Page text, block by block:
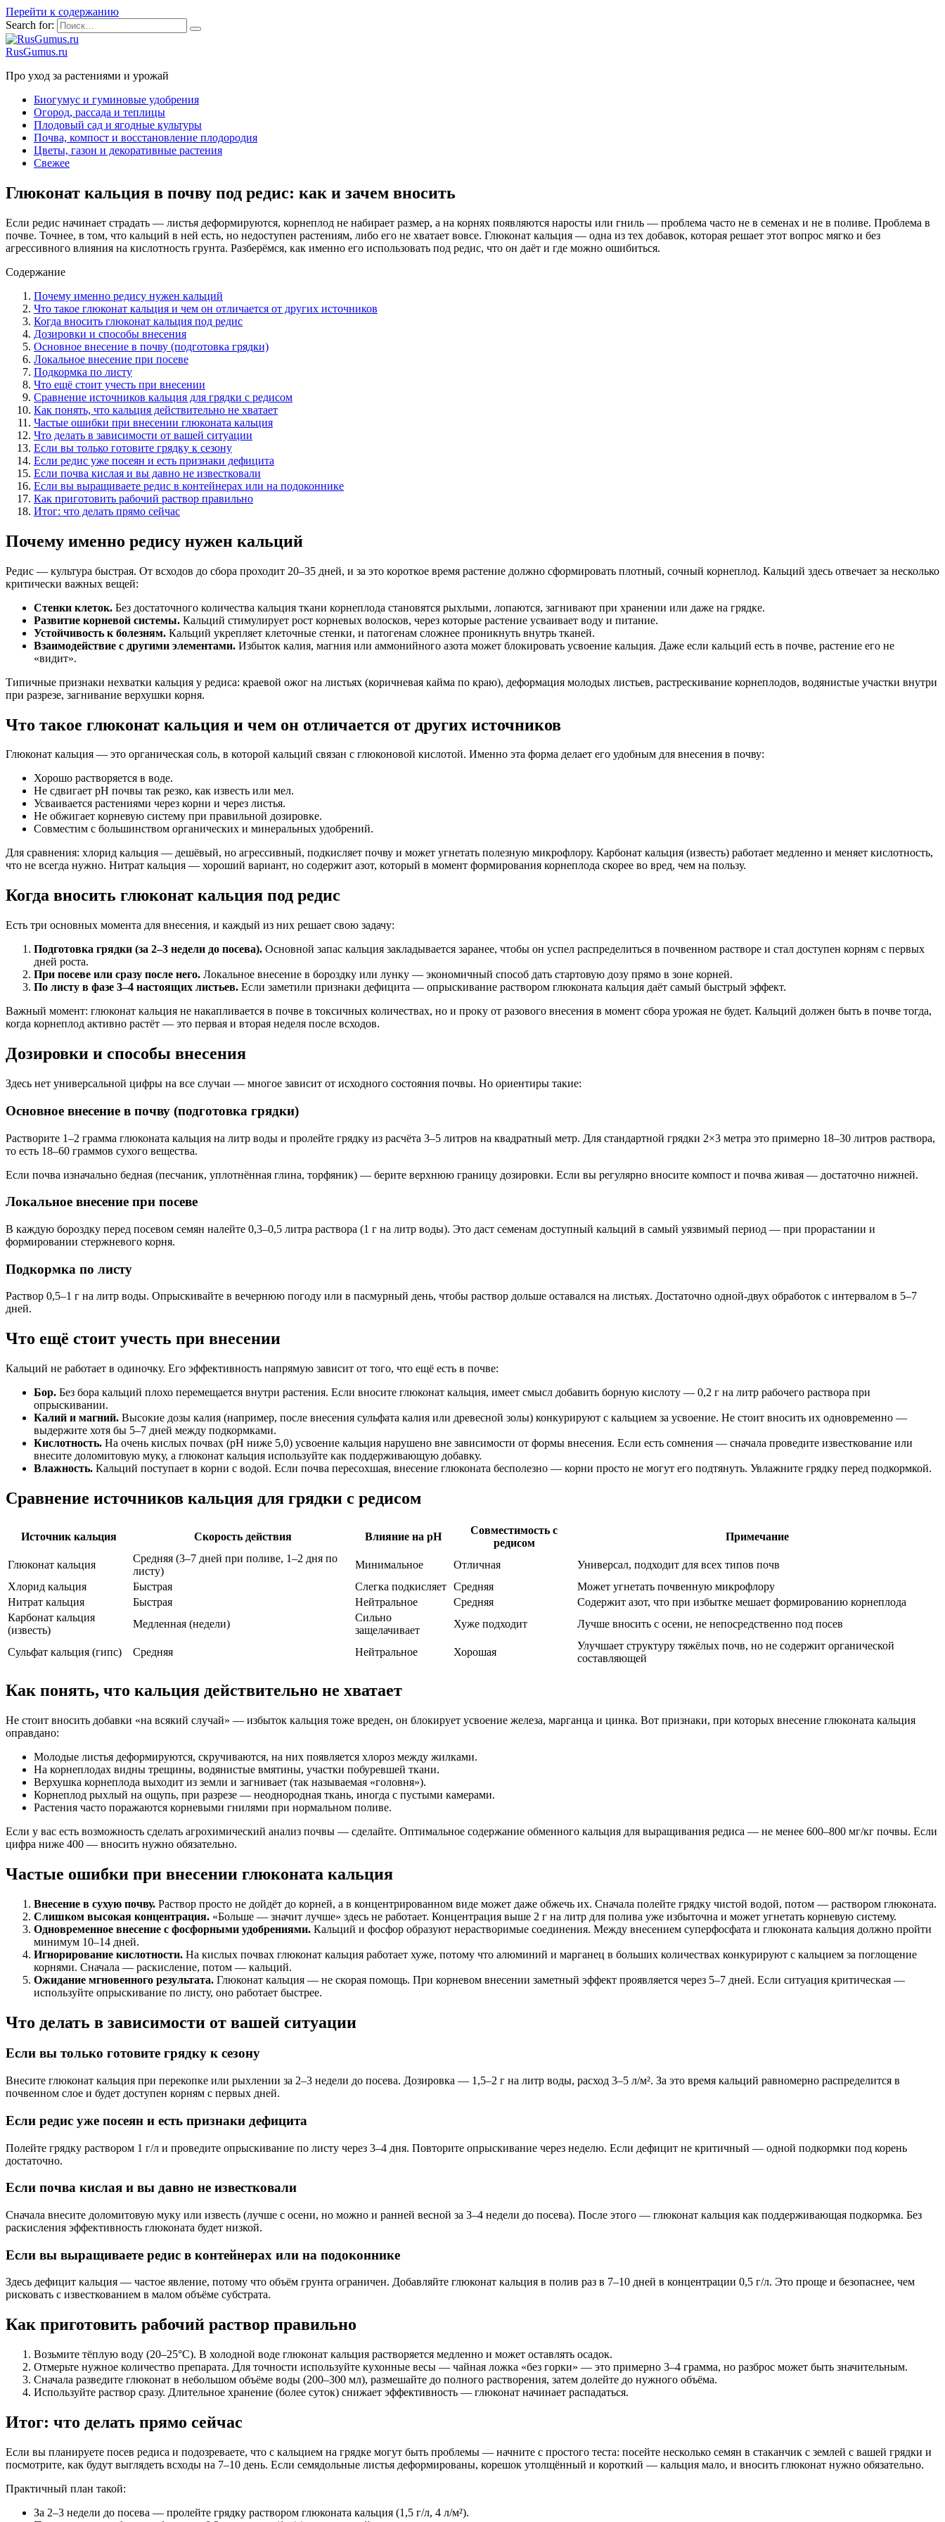
Перейти к содержанию
Search for:
RusGumus.ru
Про уход за растениями и урожай
Биогумус и гуминовые удобрения
Огород, рассада и теплицы
Плодовый сад и ягодные культуры
Почва, компост и восстановление плодородия
Цветы, газон и декоративные растения
Свежее
Глюконат кальция в почву под редис: как и зачем вносить
Если редис начинает страдать — листья деформируются, корнеплод не набирает размер, а на корнях появляются наросты или гниль — проблема часто не в семенах и не в поливе. Проблема в
почве. Точнее, в том, что кальций в ней есть, но недоступен растениям, либо его не хватает вовсе. Глюконат кальция — одна из тех добавок, которая решает этот вопрос мягко и без
агрессивного влияния на кислотность грунта. Разберёмся, как именно его использовать под редис, что он даёт и где можно ошибиться.
Содержание
Почему именно редису нужен кальций
Что такое глюконат кальция и чем он отличается от других источников
Когда вносить глюконат кальция под редис
Дозировки и способы внесения
Основное внесение в почву (подготовка грядки)
Локальное внесение при посеве
Подкормка по листу
Что ещё стоит учесть при внесении
Сравнение источников кальция для грядки с редисом
Как понять, что кальция действительно не хватает
Частые ошибки при внесении глюконата кальция
Что делать в зависимости от вашей ситуации
Если вы только готовите грядку к сезону
Если редис уже посеян и есть признаки дефицита
Если почва кислая и вы давно не известковали
Если вы выращиваете редис в контейнерах или на подоконнике
Как приготовить рабочий раствор правильно
Итог: что делать прямо сейчас
Почему именно редису нужен кальций
Редис — культура быстрая. От всходов до сбора проходит 20–35 дней, и за это короткое время растение должно сформировать плотный, сочный корнеплод. Кальций здесь отвечает за несколько
критически важных вещей:
Стенки клеток. Без достаточного количества кальция ткани корнеплода становятся рыхлыми, лопаются, загнивают при хранении или даже на грядке.
Развитие корневой системы. Кальций стимулирует рост корневых волосков, через которые растение усваивает воду и питание.
Устойчивость к болезням. Кальций укрепляет клеточные стенки, и патогенам сложнее проникнуть внутрь тканей.
Взаимодействие с другими элементами. Избыток калия, магния или аммонийного азота может блокировать усвоение кальция. Даже если кальций есть в почве, растение его не
«видит».
Типичные признаки нехватки кальция у редиса: краевой ожог на листьях (коричневая кайма по краю), деформация молодых листьев, растрескивание корнеплодов, водянистые участки внутри
при разрезе, загнивание верхушки корня.
Что такое глюконат кальция и чем он отличается от других источников
Глюконат кальция — это органическая соль, в которой кальций связан с глюконовой кислотой. Именно эта форма делает его удобным для внесения в почву:
Хорошо растворяется в воде.
Не сдвигает pH почвы так резко, как известь или мел.
Усваивается растениями через корни и через листья.
Не обжигает корневую систему при правильной дозировке.
Совместим с большинством органических и минеральных удобрений.
Для сравнения: хлорид кальция — дешёвый, но агрессивный, подкисляет почву и может угнетать полезную микрофлору. Карбонат кальция (известь) работает медленно и меняет кислотность,
что не всегда нужно. Нитрат кальция — хороший вариант, но содержит азот, который в момент формирования корнеплода скорее во вред, чем на пользу.
Когда вносить глюконат кальция под редис
Есть три основных момента для внесения, и каждый из них решает свою задачу:
Подготовка грядки (за 2–3 недели до посева). Основной запас кальция закладывается заранее, чтобы он успел распределиться в почвенном растворе и стал доступен корням с первых
дней роста.
При посеве или сразу после него. Локальное внесение в бороздку или лунку — экономичный способ дать стартовую дозу прямо в зоне корней.
По листу в фазе 3–4 настоящих листьев. Если заметили признаки дефицита — опрыскивание раствором глюконата кальция даёт самый быстрый эффект.
Важный момент: глюконат кальция не накапливается в почве в токсичных количествах, но и проку от разового внесения в момент сбора урожая не будет. Кальций должен быть в почве тогда,
когда корнеплод активно растёт — это первая и вторая неделя после всходов.
Дозировки и способы внесения
Здесь нет универсальной цифры на все случаи — многое зависит от исходного состояния почвы. Но ориентиры такие:
Основное внесение в почву (подготовка грядки)
Растворите 1–2 грамма глюконата кальция на литр воды и пролейте грядку из расчёта 3–5 литров на квадратный метр. Для стандартной грядки 2×3 метра это примерно 18–30 литров раствора,
то есть 18–60 граммов сухого вещества.
Если почва изначально бедная (песчаник, уплотнённая глина, торфяник) — берите верхнюю границу дозировки. Если вы регулярно вносите компост и почва живая — достаточно нижней.
Локальное внесение при посеве
В каждую бороздку перед посевом семян налейте 0,3–0,5 литра раствора (1 г на литр воды). Это даст семенам доступный кальций в самый уязвимый период — при прорастании и
формировании стержневого корня.
Подкормка по листу
Раствор 0,5–1 г на литр воды. Опрыскивайте в вечернюю погоду или в пасмурный день, чтобы раствор дольше оставался на листьях. Достаточно одной-двух обработок с интервалом в 5–7
дней.
Что ещё стоит учесть при внесении
Кальций не работает в одиночку. Его эффективность напрямую зависит от того, что ещё есть в почве:
Бор. Без бора кальций плохо перемещается внутри растения. Если вносите глюконат кальция, имеет смысл добавить борную кислоту — 0,2 г на литр рабочего раствора при
опрыскивании.
Калий и магний. Высокие дозы калия (например, после внесения сульфата калия или древесной золы) конкурируют с кальцием за усвоение. Не стоит вносить их одновременно —
выдержите хотя бы 5–7 дней между подкормками.
Кислотность. На очень кислых почвах (pH ниже 5,0) усвоение кальция нарушено вне зависимости от формы внесения. Если есть сомнения — сначала проведите известкование или
внесите доломитовую муку, а глюконат кальция используйте как поддерживающую добавку.
Влажность. Кальций поступает в корни с водой. Если почва пересохшая, внесение глюконата бесполезно — корни просто не могут его подтянуть. Увлажните грядку перед подкормкой.
Сравнение источников кальция для грядки с редисом
Источник кальция Скорость действия Влияние на pH
Совместимость с
редисом
Примечание
Глюконат кальция
Средняя (3–7 дней при поливе, 1–2 дня по
листу)
Минимальное Отличная
Универсал, подходит для всех типов почв
Хлорид кальция
Быстрая Слегка подкисляет Средняя
Может угнетать почвенную микрофлору
Нитрат кальция
Быстрая Нейтральное Средняя
Содержит азот, что при избытке мешает формированию корнеплода
Карбонат кальция
(известь)
Медленная (недели)
Сильно
защелачивает
Хуже подходит Лучше вносить с осени, не непосредственно под посев
Сульфат кальция (гипс) Средняя Нейтральное Хорошая
Улучшает структуру тяжёлых почв, но не содержит органической
составляющей
Как понять, что кальция действительно не хватает
Не стоит вносить добавки «на всякий случай» — избыток кальция тоже вреден, он блокирует усвоение железа, марганца и цинка. Вот признаки, при которых внесение глюконата кальция
оправдано:
Молодые листья деформируются, скручиваются, на них появляется хлороз между жилками.
На корнеплодах видны трещины, водянистые вмятины, участки побуревшей ткани.
Верхушка корнеплода выходит из земли и загнивает (так называемая «головня»).
Корнеплод рыхлый на ощупь, при разрезе — неоднородная ткань, иногда с пустыми камерами.
Растения часто поражаются корневыми гнилями при нормальном поливе.
Если у вас есть возможность сделать агрохимический анализ почвы — сделайте. Оптимальное содержание обменного кальция для выращивания редиса — не менее 600–800 мг/кг почвы. Если
цифра ниже 400 — вносить нужно обязательно.
Частые ошибки при внесении глюконата кальция
Внесение в сухую почву. Раствор просто не дойдёт до корней, а в концентрированном виде может даже обжечь их. Сначала полейте грядку чистой водой, потом — раствором глюконата.
Слишком высокая концентрация. «Больше — значит лучше» здесь не работает. Концентрация выше 2 г на литр для полива уже избыточна и может угнетать корневую систему.
Одновременное внесение с фосфорными удобрениями. Кальций и фосфор образуют нерастворимые соединения. Между внесением суперфосфата и глюконата кальция должно пройти
минимум 10–14 дней.
Игнорирование кислотности. На кислых почвах глюконат кальция работает хуже, потому что алюминий и марганец в больших количествах конкурируют с кальцием за поглощение
корнями. Сначала — раскисление, потом — кальций.
Ожидание мгновенного результата. Глюконат кальция — не скорая помощь. При корневом внесении заметный эффект проявляется через 5–7 дней. Если ситуация критическая —
используйте опрыскивание по листу, оно работает быстрее.
Что делать в зависимости от вашей ситуации
Если вы только готовите грядку к сезону
Внесите глюконат кальция при перекопке или рыхлении за 2–3 недели до посева. Дозировка — 1,5–2 г на литр воды, расход 3–5 л/м². За это время кальций равномерно распределится в
почвенном слое и будет доступен корням с первых дней.
Если редис уже посеян и есть признаки дефицита
Полейте грядку раствором 1 г/л и проведите опрыскивание по листу через 3–4 дня. Повторите опрыскивание через неделю. Если дефицит не критичный — одной подкормки под корень
достаточно.
Если почва кислая и вы давно не известковали
Сначала внесите доломитовую муку или известь (лучше с осени, но можно и ранней весной за 3–4 недели до посева). После этого — глюконат кальция как поддерживающая подкормка. Без
раскисления эффективность глюконата будет низкой.
Если вы выращиваете редис в контейнерах или на подоконнике
Здесь дефицит кальция — частое явление, потому что объём грунта ограничен. Добавляйте глюконат кальция в полив раз в 7–10 дней в концентрации 0,5 г/л. Это проще и безопаснее, чем
рисковать с известкованием в малом объёме субстрата.
Как приготовить рабочий раствор правильно
Возьмите тёплую воду (20–25°C). В холодной воде глюконат кальция растворяется медленно и может оставлять осадок.
Отмерьте нужное количество препарата. Для точности используйте кухонные весы — чайная ложка «без горки» — это примерно 3–4 грамма, но разброс может быть значительным.
Сначала разведите глюконат в небольшом объёме воды (200–300 мл), размешайте до полного растворения, затем долейте до нужного объёма.
Используйте раствор сразу. Длительное хранение (более суток) снижает эффективность — глюконат начинает распадаться.
Итог: что делать прямо сейчас
Если вы планируете посев редиса и подозреваете, что с кальцием на грядке могут быть проблемы — начните с простого теста: посейте несколько семян в стаканчик с землей с вашей грядки и
посмотрите, как будут выглядеть всходы на 7–10 день. Если семядольные листья деформированы, корешок утолщённый и короткий — кальция мало, и вносить глюконат нужно обязательно.
Практичный план такой:
За 2–3 недели до посева — пролейте грядку раствором глюконата кальция (1,5 г/л, 4 л/м²).